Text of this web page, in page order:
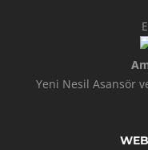
Yeni Nesil Asansör